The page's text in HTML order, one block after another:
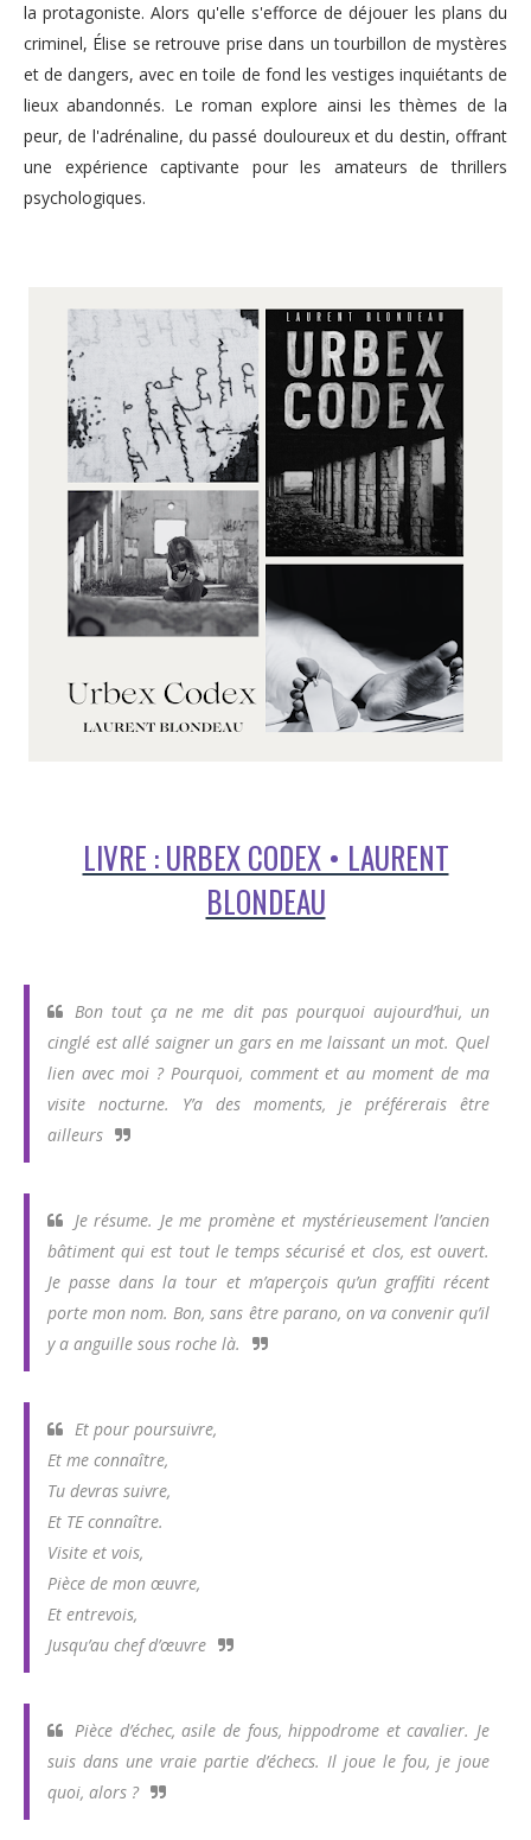
la protagoniste. Alors qu'elle s'efforce de déjouer les plans du
criminel, Élise se retrouve prise dans un tourbillon de mystères
et de dangers, avec en toile de fond les vestiges inquiétants de
lieux abandonnés. Le roman explore ainsi les thèmes de la
peur, de l'adrénaline, du passé douloureux et du destin, offrant
une expérience captivante pour les amateurs de thrillers
psychologiques.
LIVRE : URBEX CODEX • LAURENT
BLONDEAU
Bon tout ça ne me dit pas pourquoi aujourd’hui, un
cinglé est allé saigner un gars en me laissant un mot. Quel
lien avec moi ? Pourquoi, comment et au moment de ma
visite nocturne. Y’a des moments, je préférerais être
ailleurs
Je résume. Je me promène et mystérieusement l’ancien
bâtiment qui est tout le temps sécurisé et clos, est ouvert.
Je passe dans la tour et m’aperçois qu’un graffiti récent
porte mon nom. Bon, sans être parano, on va convenir qu’il
y a anguille sous roche là.
Et pour poursuivre,
Et me connaître,
Tu devras suivre,
Et TE connaître.
Visite et vois,
Pièce de mon œuvre,
Et entrevois,
Jusqu’au chef d’œuvre
Pièce d’échec, asile de fous, hippodrome et cavalier. Je
suis dans une vraie partie d’échecs. Il joue le fou, je joue
quoi, alors ?